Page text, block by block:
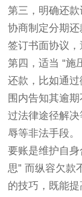
第三，明确还
协商制定分期
签订书面协议，
第四，适当 “施
还款，比如通
围内告知其逾
过法律途径解
辱等非法手段。
要账是维护自
思” 而纵容欠款
的技巧，既能